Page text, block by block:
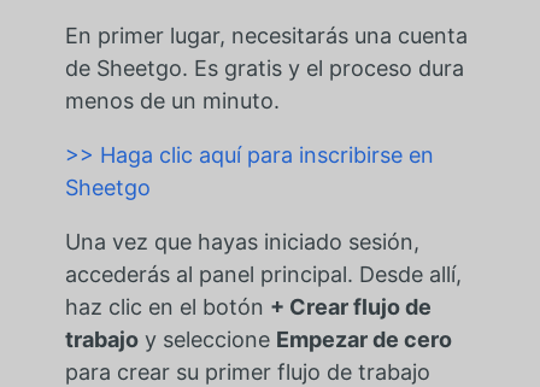
En primer lugar, necesitarás una cuenta
de Sheetgo. Es gratis y el proceso dura
menos de un minuto.
>> Haga clic aquí para inscribirse en
Sheetgo
Una vez que hayas iniciado sesión,
accederás al panel principal. Desde allí,
haz clic en el botón + Crear flujo de
trabajoy seleccione Empezar de cero
para crear su primer flujo de trabajo